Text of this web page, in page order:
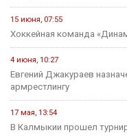
15 июня, 07:55
Хоккейная команда
4 июня, 10:27
Евгений Джакураев
армрестлингу
17 мая, 13:54
В Калмыкии прошел